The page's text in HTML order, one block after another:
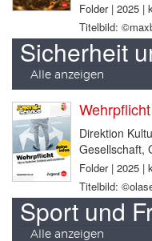
Folder | 2025 |
Titelbild:
Sicherheit
Alle anzeigen
Wehrpflicht
Direktion
Gesellschaft,
Folder | 2025 |
Titelbild:
Sport und
Alle anzeigen